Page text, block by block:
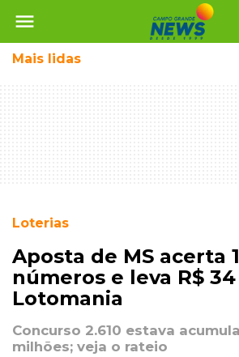
menu
Mais lidas
Loterias
Aposta de MS acerta
números e leva R$
Lotomania
Concurso 2.610 estava
milhões; veja o rateio